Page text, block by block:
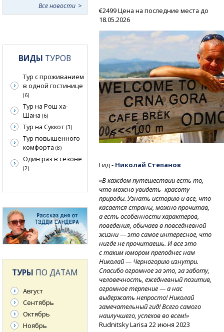
€2499 Цена на последние места до
18.05.2026
Гид - Николай Степанов
«В каждом путешествии есть то,
что можно увидеть- красоту
природы. Узнать историю и все, что
касается страны, можно прочитав,
а есть особенности характеров,
поведения, обычаев в повседневной
жизни — это самое интересное, что
нигде не прочитаешь. И все это
с таким юмором преподнес нам
Николай — Черногорию изнутри.
Спасибо огромное за это, за заботу,
человечность, ежедневный позитив,
огромное терпение — а нас
выдержать непросто! Николай
замечательный гид! Всего самого
наилучшего, успехов во всем!»
Rudnitsky Larisa 22 июня 2023
Все новости
ВИДЫ ТУРОВ
Тур с проживанием
в одной гостинице
(6)
Тур на Рош ха-
Шана (6)
Тур на Суккот (3)
Тур повышенного
комфорта (8)
Один раз в сезоне
(2)
ТУРЫ ПО ДАТАМ
Август
Сентябрь
Октябрь
Ноябрь